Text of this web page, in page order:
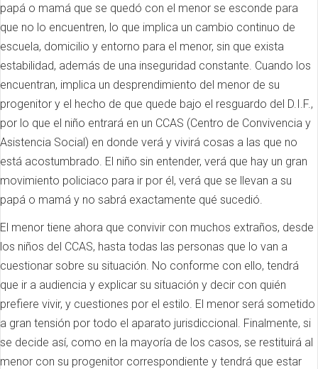
papá o mamá que se quedó con el menor se esconde para
que no lo encuentren, lo que implica un cambio continuo de
escuela, domicilio y entorno para el menor, sin que exista
estabilidad, además de una inseguridad constante. Cuando los
encuentran, implica un desprendimiento del menor de su
progenitor y el hecho de que quede bajo el resguardo del D.I.F.,
por lo que el niño entrará en un CCAS (Centro de Convivencia y
Asistencia Social) en donde verá y vivirá cosas a las que no
está acostumbrado. El niño sin entender, verá que hay un gran
movimiento policiaco para ir por él, verá que se llevan a su
papá o mamá y no sabrá exactamente qué sucedió.
El menor tiene ahora que convivir con muchos extraños, desde
los niños del CCAS, hasta todas las personas que lo van a
cuestionar sobre su situación. No conforme con ello, tendrá
que ir a audiencia y explicar su situación y decir con quién
prefiere vivir, y cuestiones por el estilo. El menor será sometido
a gran tensión por todo el aparato jurisdiccional. Finalmente, si
se decide así, como en la mayoría de los casos, se restituirá al
menor con su progenitor correspondiente y tendrá que estar